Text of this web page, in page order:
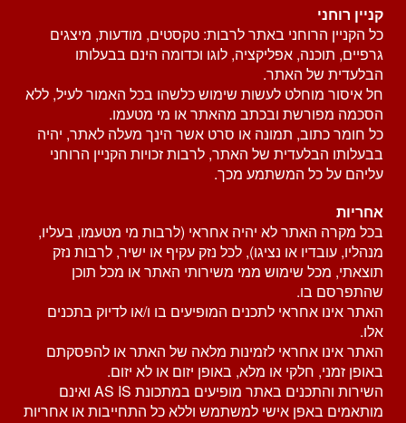
קניין רוחני
כל הקניין הרוחני באתר לרבות: טקסטים, מודעות, מיצגים
גרפיים, תוכנה, אפליקציה, לוגו וכדומה הינם בבעלותו
הבלעדית של האתר.
חל איסור מוחלט לעשות שימוש כלשהו בכל האמור לעיל, ללא
הסכמה מפורשת ובכתב מהאתר או מי מטעמו.
כל חומר כתוב, תמונה או סרט אשר הינך מעלה לאתר, יהיה
בבעלותו הבלעדית של האתר, לרבות זכויות הקניין הרוחני
עליהם על כל המשתמע מכך.
אחריות
בכל מקרה האתר לא יהיה אחראי (לרבות מי מטעמו, בעליו,
מנהליו, עובדיו או נציגו), לכל נזק עקיף או ישיר, לרבות נזק
תוצאתי, מכל שימוש ממי משירותי האתר או מכל תוכן
שהתפרסם בו.
האתר אינו אחראי לתכנים המופיעים בו ו/או לדיוק בתכנים
אלו.
האתר אינו אחראי לזמינות מלאה של האתר או להפסקתם
באופן זמני, חלקי או מלא, באופן יזום או לא יזום.
השירות והתכנים באתר מופיעים במתכונת AS IS ואינם
מותאמים באפן אישי למשתמש וללא כל התחייבות או אחריות